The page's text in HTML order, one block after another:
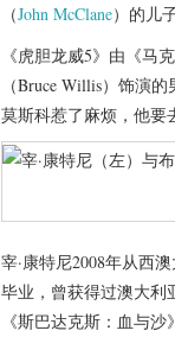
（John McClane）的儿
《虎胆龙威5》由《马
（Bruce Willis）饰演
莫斯科惹了麻烦，他要
宰·康特尼2008年从西
毕业，曾获得过澳大利
《斯巴达克斯：血与